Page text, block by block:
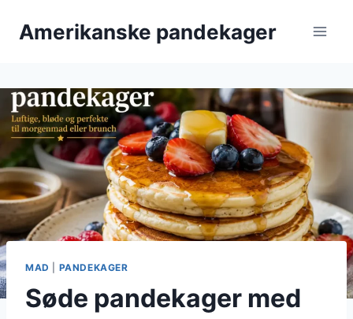
Amerikanske pandekager
MAD PANDEKAGER
Søde pandekager med